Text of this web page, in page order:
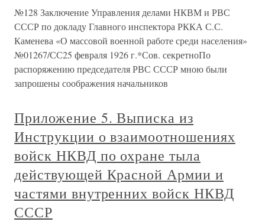
№128 Заключение Управления делами НКВМ и РВС
СССР по докладу Главного инспектора РККА С.С.
Каменева «О массовой военной работе среди населения»
№01267/СС25 февраля 1926 г.*Сов. секретноПо
распоряжению председателя РВС СССР мною были
запрошены соображения начальников
Приложение 5. Выписка из
Инструкции о взаимоотношениях
войск НКВД по охране тыла
действующей Красной Армии и
частями внутренних войск НКВД
СССР